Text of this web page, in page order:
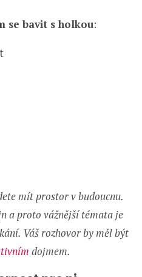
se bavit s holkou:
mít prostor v budoucnu.
a proto vážnější témata je
Váš rozhovor by měl být
dojmem.